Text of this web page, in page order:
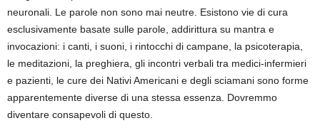
neuronali. Le parole non sono mai neutre. Esistono vie di cura
esclusivamente basate sulle parole, addirittura su mantra e
invocazioni: i canti, i suoni, i rintocchi di campane, la psicoterapia,
le meditazioni, la preghiera, gli incontri verbali tra medici-infermieri
e pazienti, le cure dei Nativi Americani e degli sciamani sono forme
apparentemente diverse di una stessa essenza. Dovremmo
diventare consapevoli di questo.